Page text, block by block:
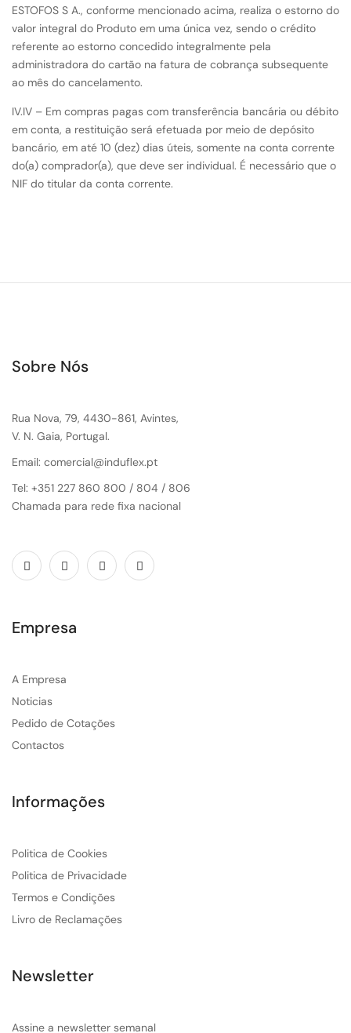
ESTOFOS S A., conforme mencionado acima, realiza o estorno do
valor integral do Produto em uma única vez, sendo o crédito
referente ao estorno concedido integralmente pela
administradora do cartão na fatura de cobrança subsequente
ao mês do cancelamento.
IV.IV – Em compras pagas com transferência bancária ou débito
em conta, a restituição será efetuada por meio de depósito
bancário, em até 10 (dez) dias úteis, somente na conta corrente
do(a) comprador(a), que deve ser individual. É necessário que o
NIF do titular da conta corrente.
Sobre Nós
Rua Nova, 79, 4430-861, Avintes,
V. N. Gaia, Portugal.
Email: comercial@induflex.pt
Tel: +351 227 860 800 / 804 / 806
Chamada para rede fixa nacional
Empresa
A Empresa
Noticias
Pedido de Cotações
Contactos
Informações
Politica de Cookies
Politica de Privacidade
Termos e Condições
Livro de Reclamações
Newsletter
Assine a newsletter semanal